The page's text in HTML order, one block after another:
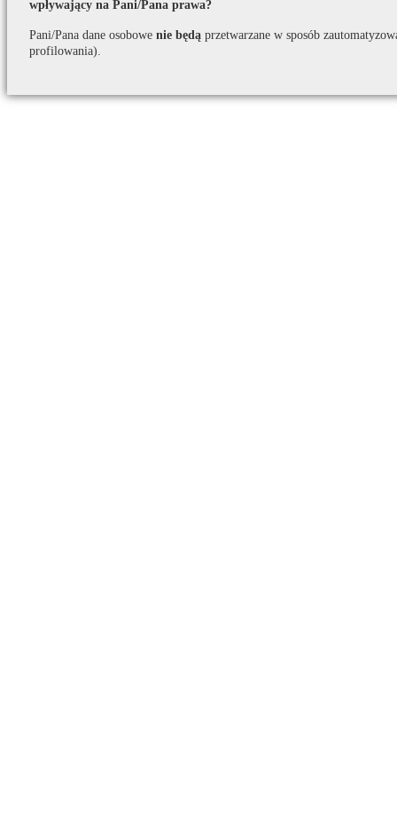
wpływający na Pani/Pana prawa?
Pani/Pana dane osobowe nie będą przetwarzane w sposób
profilowania).